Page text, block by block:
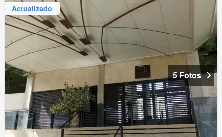
Actualizado
5 Fotos